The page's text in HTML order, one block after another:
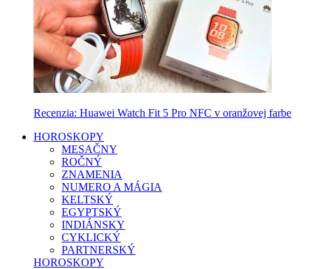
Recenzia: Huawei Watch Fit 5 Pro NFC v oranžovej farbe
HOROSKOPY
MESAČNY
ROČNÝ
ZNAMENIA
NUMERO A MÁGIA
KELTSKÝ
EGYPTSKÝ
INDIÁNSKY
CYKLICKÝ
PARTNERSKÝ
HOROSKOPY